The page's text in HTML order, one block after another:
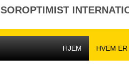
SOROPTIMIST
HJEM
HVEM ER